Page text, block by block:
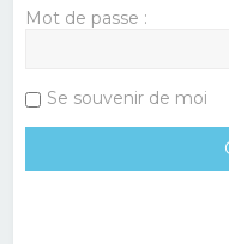
Mot de passe :
Se souvenir de moi